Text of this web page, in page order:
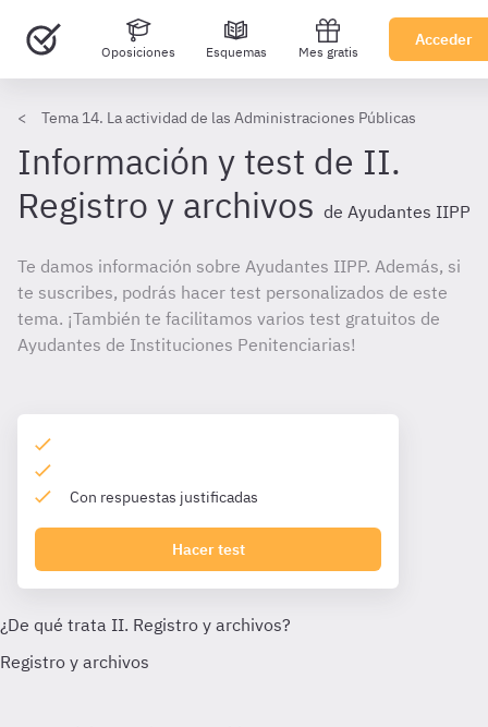
Oposiciones Esquemas Mes gratis
Acceder
Tema 14. La actividad de las Administraciones Públicas
Información y test de II.
Registro y archivos de Ayudantes IIPP
Te damos información sobre Ayudantes IIPP. Además, si
te suscribes, podrás hacer test personalizados de este
tema. ¡También te facilitamos varios test gratuitos de
Ayudantes de Instituciones Penitenciarias!
Con respuestas justificadas
Hacer test